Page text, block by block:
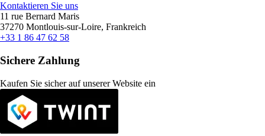
Kontaktieren Sie uns
11 rue Bernard Maris
37270 Montlouis-sur-Loire, Frankreich
+33 1 86 47 62 58
Sichere Zahlung
Kaufen Sie sicher auf unserer Website ein